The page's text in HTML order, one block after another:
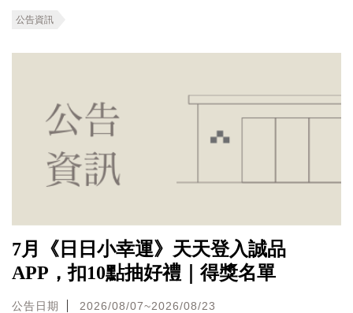
公告資訊
7月《日日小幸運》天天登入誠品
APP，扣10點抽好禮｜得獎名單
公告日期 2026/08/07~2026/08/23